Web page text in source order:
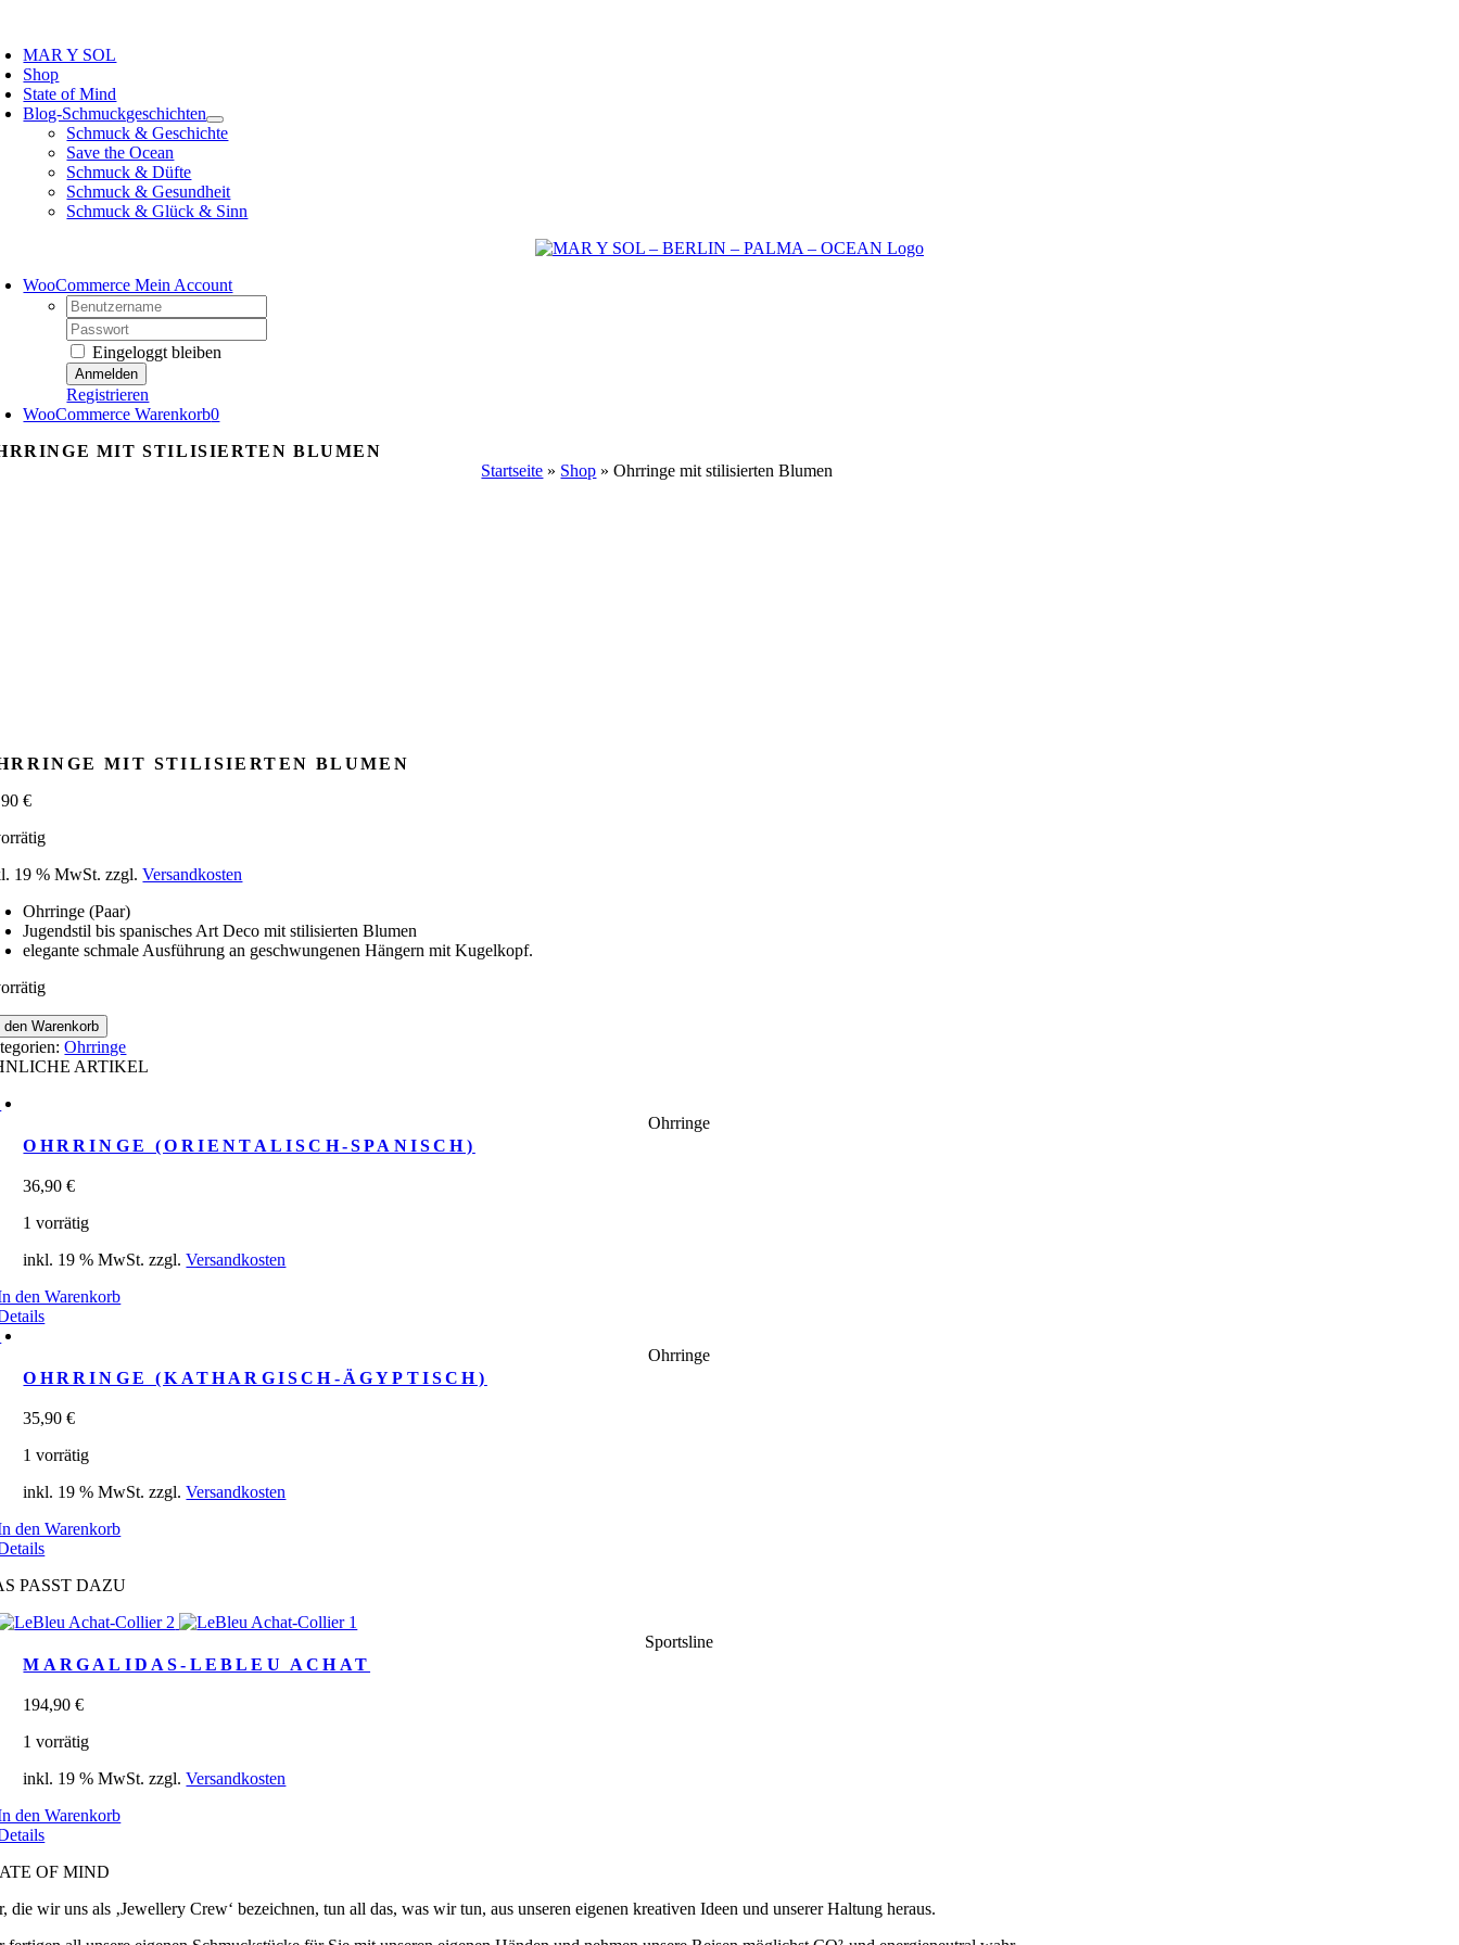
springen
MAR Y SOL
Shop
State of Mind
Blog-Schmuckgeschichten
Schmuck & Geschichte
Save the Ocean
Schmuck & Düfte
Schmuck & Gesundheit
Schmuck & Glück & Sinn
WooCommerce Mein Account
Username:
Password:
Eingeloggt bleiben
Registrieren
WooCommerce Warenkorb0
MIT STILISIERTEN BLUMEN
Startseite » Shop »Ohrringe mit stilisierten Blumen
MIT STILISIERTEN BLUMEN
€
19 % MwSt. zzgl.Versandkosten
Ohrringe (Paar)
Jugendstil bis spanisches Art Deco mit stilisierten Blumen
elegante schmale Ausführung an geschwungenen Hängern mit Kugelkopf.
den Warenkorb
Ohrringe
ARTIKEL
Ohrringe
OHRRINGE (ORIENTALISCH-SPANISCH)
36,90€
1 vorrätig
inkl. 19 % MwSt. zzgl.Versandkosten
den Warenkorb
Ohrringe
OHRRINGE (KATHARGISCH-ÄGYPTISCH)
35,90€
1 vorrätig
inkl. 19 % MwSt. zzgl.Versandkosten
den Warenkorb
PASST DAZU
Sportsline
MARGALIDAS-LEBLEU ACHAT
194,90€
1 vorrätig
inkl. 19 % MwSt. zzgl.Versandkosten
den Warenkorb
OF MIND
die wir uns als ‚Jewellery Crew‘ bezeichnen, tun all das, was wir tun, aus unseren eigenen kreativen Ideen und unserer Haltung heraus.